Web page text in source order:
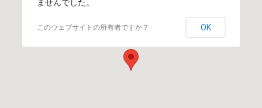
ませんでした。
このウェブサイトの所有者ですか？ OK